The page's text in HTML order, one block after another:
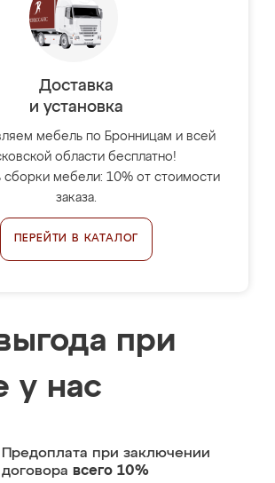
Доставка
и установка
мебель по Бронницам и всей
области бесплатно!
сборки мебели: 10% от стоимости
заказа.
ПЕРЕЙТИ В КАТАЛОГ
при
у нас
Предоплата при заключении
договора всего 10%